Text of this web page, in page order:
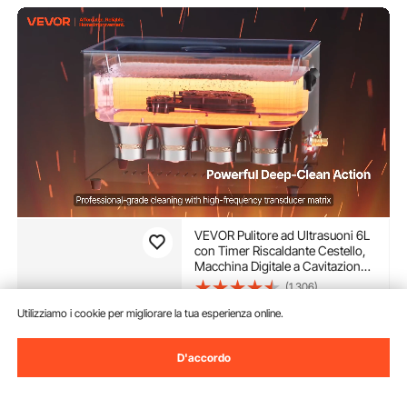
VEVOR Pulitore ad Ultrasuoni 6L
con Timer Riscaldante Cestello,
Macchina Digitale a Cavitazione
Sonica, Pulitrice Ultrasuoni 180
Occhiali, Monete, Utensili
(1,306)
8690€
Disponibile
Utilizziamo i cookie per migliorare la tua esperienza online.
D'accordo